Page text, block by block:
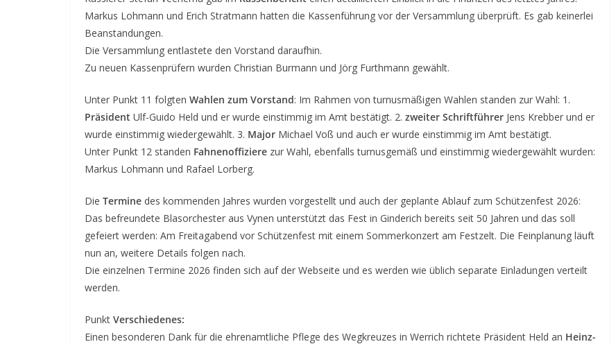
Markus Lohmann und Erich Stratmann hatten die Kassenführung vor der Versammlung überprüft. Es gab keinerlei
Beanstandungen.
Die Versammlung entlastete den Vorstand daraufhin.
Zu neuen Kassenprüfern wurden Christian Burmann und Jörg Furthmann gewählt.
Unter Punkt 11 folgten Wahlen zum Vorstand: Im Rahmen von turnusmäßigen Wahlen standen zur Wahl: 1.
Präsident Ulf-Guido Held und er wurde einstimmig im Amt bestätigt. 2. zweiter Schriftführer Jens Krebber und er
wurde einstimmig wiedergewählt. 3. Major Michael Voß und auch er wurde einstimmig im Amt bestätigt.
Unter Punkt 12 standen Fahnenoffiziere zur Wahl, ebenfalls turnusgemäß und einstimmig wiedergewählt wurden:
Markus Lohmann und Rafael Lorberg.
Die Termine des kommenden Jahres wurden vorgestellt und auch der geplante Ablauf zum Schützenfest 2026:
Das befreundete Blasorchester aus Vynen unterstützt das Fest in Ginderich bereits seit 50 Jahren und das soll
gefeiert werden: Am Freitagabend vor Schützenfest mit einem Sommerkonzert am Festzelt. Die Feinplanung läuft
nun an, weitere Details folgen nach.
Die einzelnen Termine 2026 finden sich auf der Webseite und es werden wie üblich separate Einladungen verteilt
werden.
Punkt Verschiedenes:
Einen besonderen Dank für die ehrenamtliche Pflege des Wegkreuzes in Werrich richtete Präsident Held an Heinz-